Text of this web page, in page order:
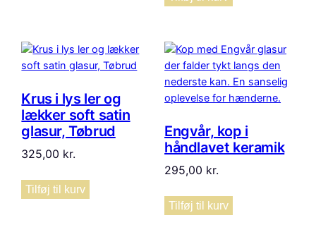
Krus i lys ler og
lækker soft satin
glasur, Tøbrud
325,00 kr.
Tilføj til kurv
Engvår, kop i
håndlavet keramik
295,00 kr.
Tilføj til kurv